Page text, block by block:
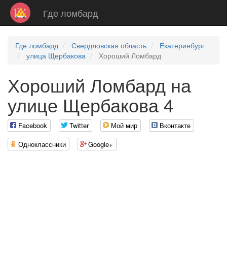
Где ломбард
Где ломбард Свердловская область
Екатеринбург
улица Щербакова
Хороший Ломбард
Хороший Ломбард на
улице Щербакова 4
Facebook Twitter Мой мир
Вконтакте
Одноклассники
Google+